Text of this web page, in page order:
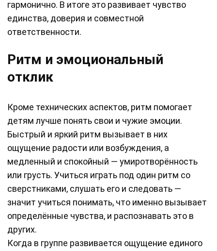
гармонично. В итоге это развивает чувство
единства, доверия и совместной
ответственности.
Ритм и эмоциональный
отклик
Кроме технических аспектов, ритм помогает
детям лучше понять свои и чужие эмоции.
Быстрый и яркий ритм вызывает в них
ощущение радости или возбуждения, а
медленный и спокойный — умиротворённость
или грусть. Учиться играть под один ритм со
сверстниками, слушать его и следовать —
значит учиться понимать, что именно вызывает
определённые чувства, и распознавать это в
других.
Когда в группе развивается ощущение единого